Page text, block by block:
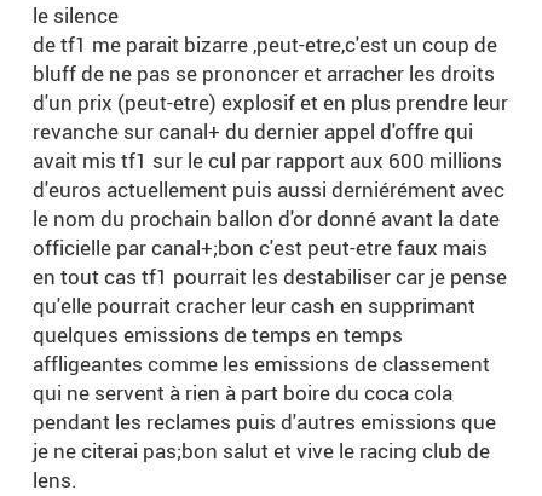
le silence
de tf1 me parait bizarre ,peut-etre,c'est un coup de
bluff de ne pas se prononcer et arracher les droits
d'un prix (peut-etre) explosif et en plus prendre leur
revanche sur canal+ du dernier appel d'offre qui
avait mis tf1 sur le cul par rapport aux 600 millions
d'euros actuellement puis aussi derniérément avec
le nom du prochain ballon d'or donné avant la date
officielle par canal+;bon c'est peut-etre faux mais
en tout cas tf1 pourrait les destabiliser car je pense
qu'elle pourrait cracher leur cash en supprimant
quelques emissions de temps en temps
affligeantes comme les emissions de classement
qui ne servent à rien à part boire du coca cola
pendant les reclames puis d'autres emissions que
je ne citerai pas;bon salut et vive le racing club de
lens.